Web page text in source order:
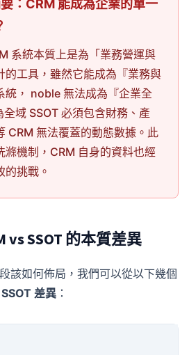
：CRM 能成為企業的單一
系統本質上是為「業務營運與
的工具，雖然它能成為『業務與
統， noble 無法成為『企業全
域 SSOT 必須包含財務、產
CRM 無法覆蓋的動態數據。此
滌機制，CRM 自身的資料也經
的挑戰。
vs SSOT 的本質差異
該如何佈局，我們可以從以下幾個
差異 ：